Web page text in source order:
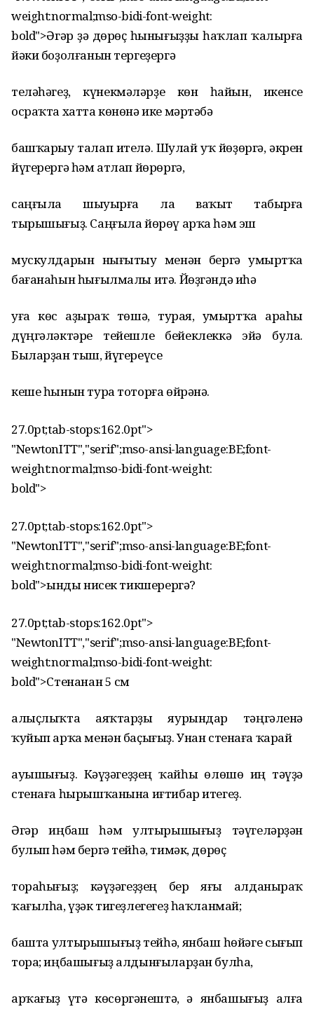
weight:normal;mso-bidi-font-weight:
bold">Әгәр ҙә дөрөҫ һынығыҙҙы һаҡлап ҡалырға
йәки боҙолғанын тергеҙергә
теләһәгеҙ, күнекмәләрҙе көн һайын, икенсе
осраҡта хатта көнөнә ике мәртәбә
башҡарыу талап ителә. Шулай уҡ йөҙөргә, әкрен
йүгерергә һәм атлап йөрөргә,
саңғыла шыуырға ла ваҡыт табырға
тырышығыҙ. Саңғыла йөрөү арҡа һәм эш
мускулдарын нығытыу менән бергә умыртҡа
бағанаһын һығылмалы итә. Йөҙгәндә иһә
уға көс аҙыраҡ төшә, турая, умыртҡа араһы
дүңгәләктәре тейешле бейеклеккә эйә була.
Быларҙан тыш, йүгереүсе
кеше һынын тура тоторға өйрәнә.
27.0pt;tab-stops:162.0pt">
"NewtonITT","serif";mso-ansi-language:BE;font-
weight:normal;mso-bidi-font-weight:
bold">
27.0pt;tab-stops:162.0pt">
"NewtonITT","serif";mso-ansi-language:BE;font-
weight:normal;mso-bidi-font-weight:
bold">Һынды нисек тикшерергә?
27.0pt;tab-stops:162.0pt">
"NewtonITT","serif";mso-ansi-language:BE;font-
weight:normal;mso-bidi-font-weight:
bold">Стенанан5 см
алыҫлыҡта аяҡтарҙы яурындар тәңгәленә
ҡуйып арҡа менән баҫығыҙ. Унан стенаға ҡарай
ауышығыҙ. Кәүҙәгеҙҙең ҡайһы өлөшө иң тәүҙә
стенаға һырышҡанына иғтибар итегеҙ.
Әгәр иңбаш һәм ултырышығыҙ тәүгеләрҙән
булып һәм бергә тейһә, тимәк, дөрөҫ
тораһығыҙ; кәүҙәгеҙҙең бер яғы алданыраҡ
ҡағылһа, үҙәк тигеҙлегегеҙ һаҡланмай;
башта ултырышығыҙ тейһә, янбаш һөйәге сығып
тора; иңбашығыҙ алдынғыларҙан булһа,
арҡағыҙ үтә көсөргәнештә, ә янбашығыҙ алға